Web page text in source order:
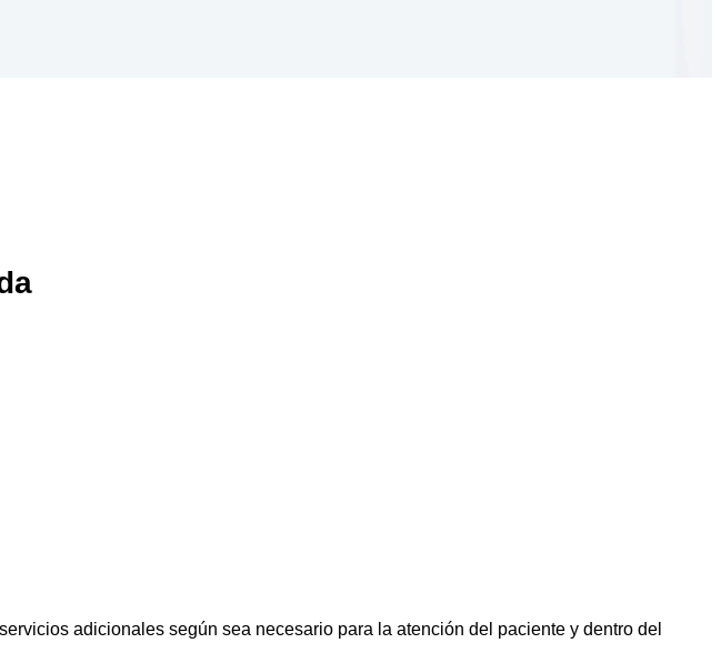
adicionales según sea necesario para la atención del paciente y dentro del